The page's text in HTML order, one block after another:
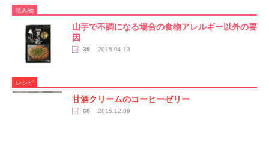
読み物
山芋で不調になる場合の食物アレルギー以外の要
因
39 2015.04.13
レシピ
甘酒クリームのコーヒーゼリー
60 2015.12.09